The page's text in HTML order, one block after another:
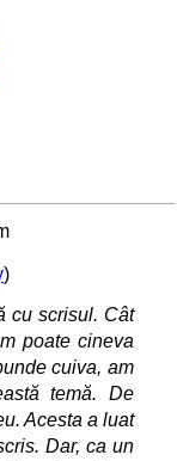
)
cu scrisul. Cât
poate cineva
cuiva, am
temă. De
Acesta a luat
Dar, ca un